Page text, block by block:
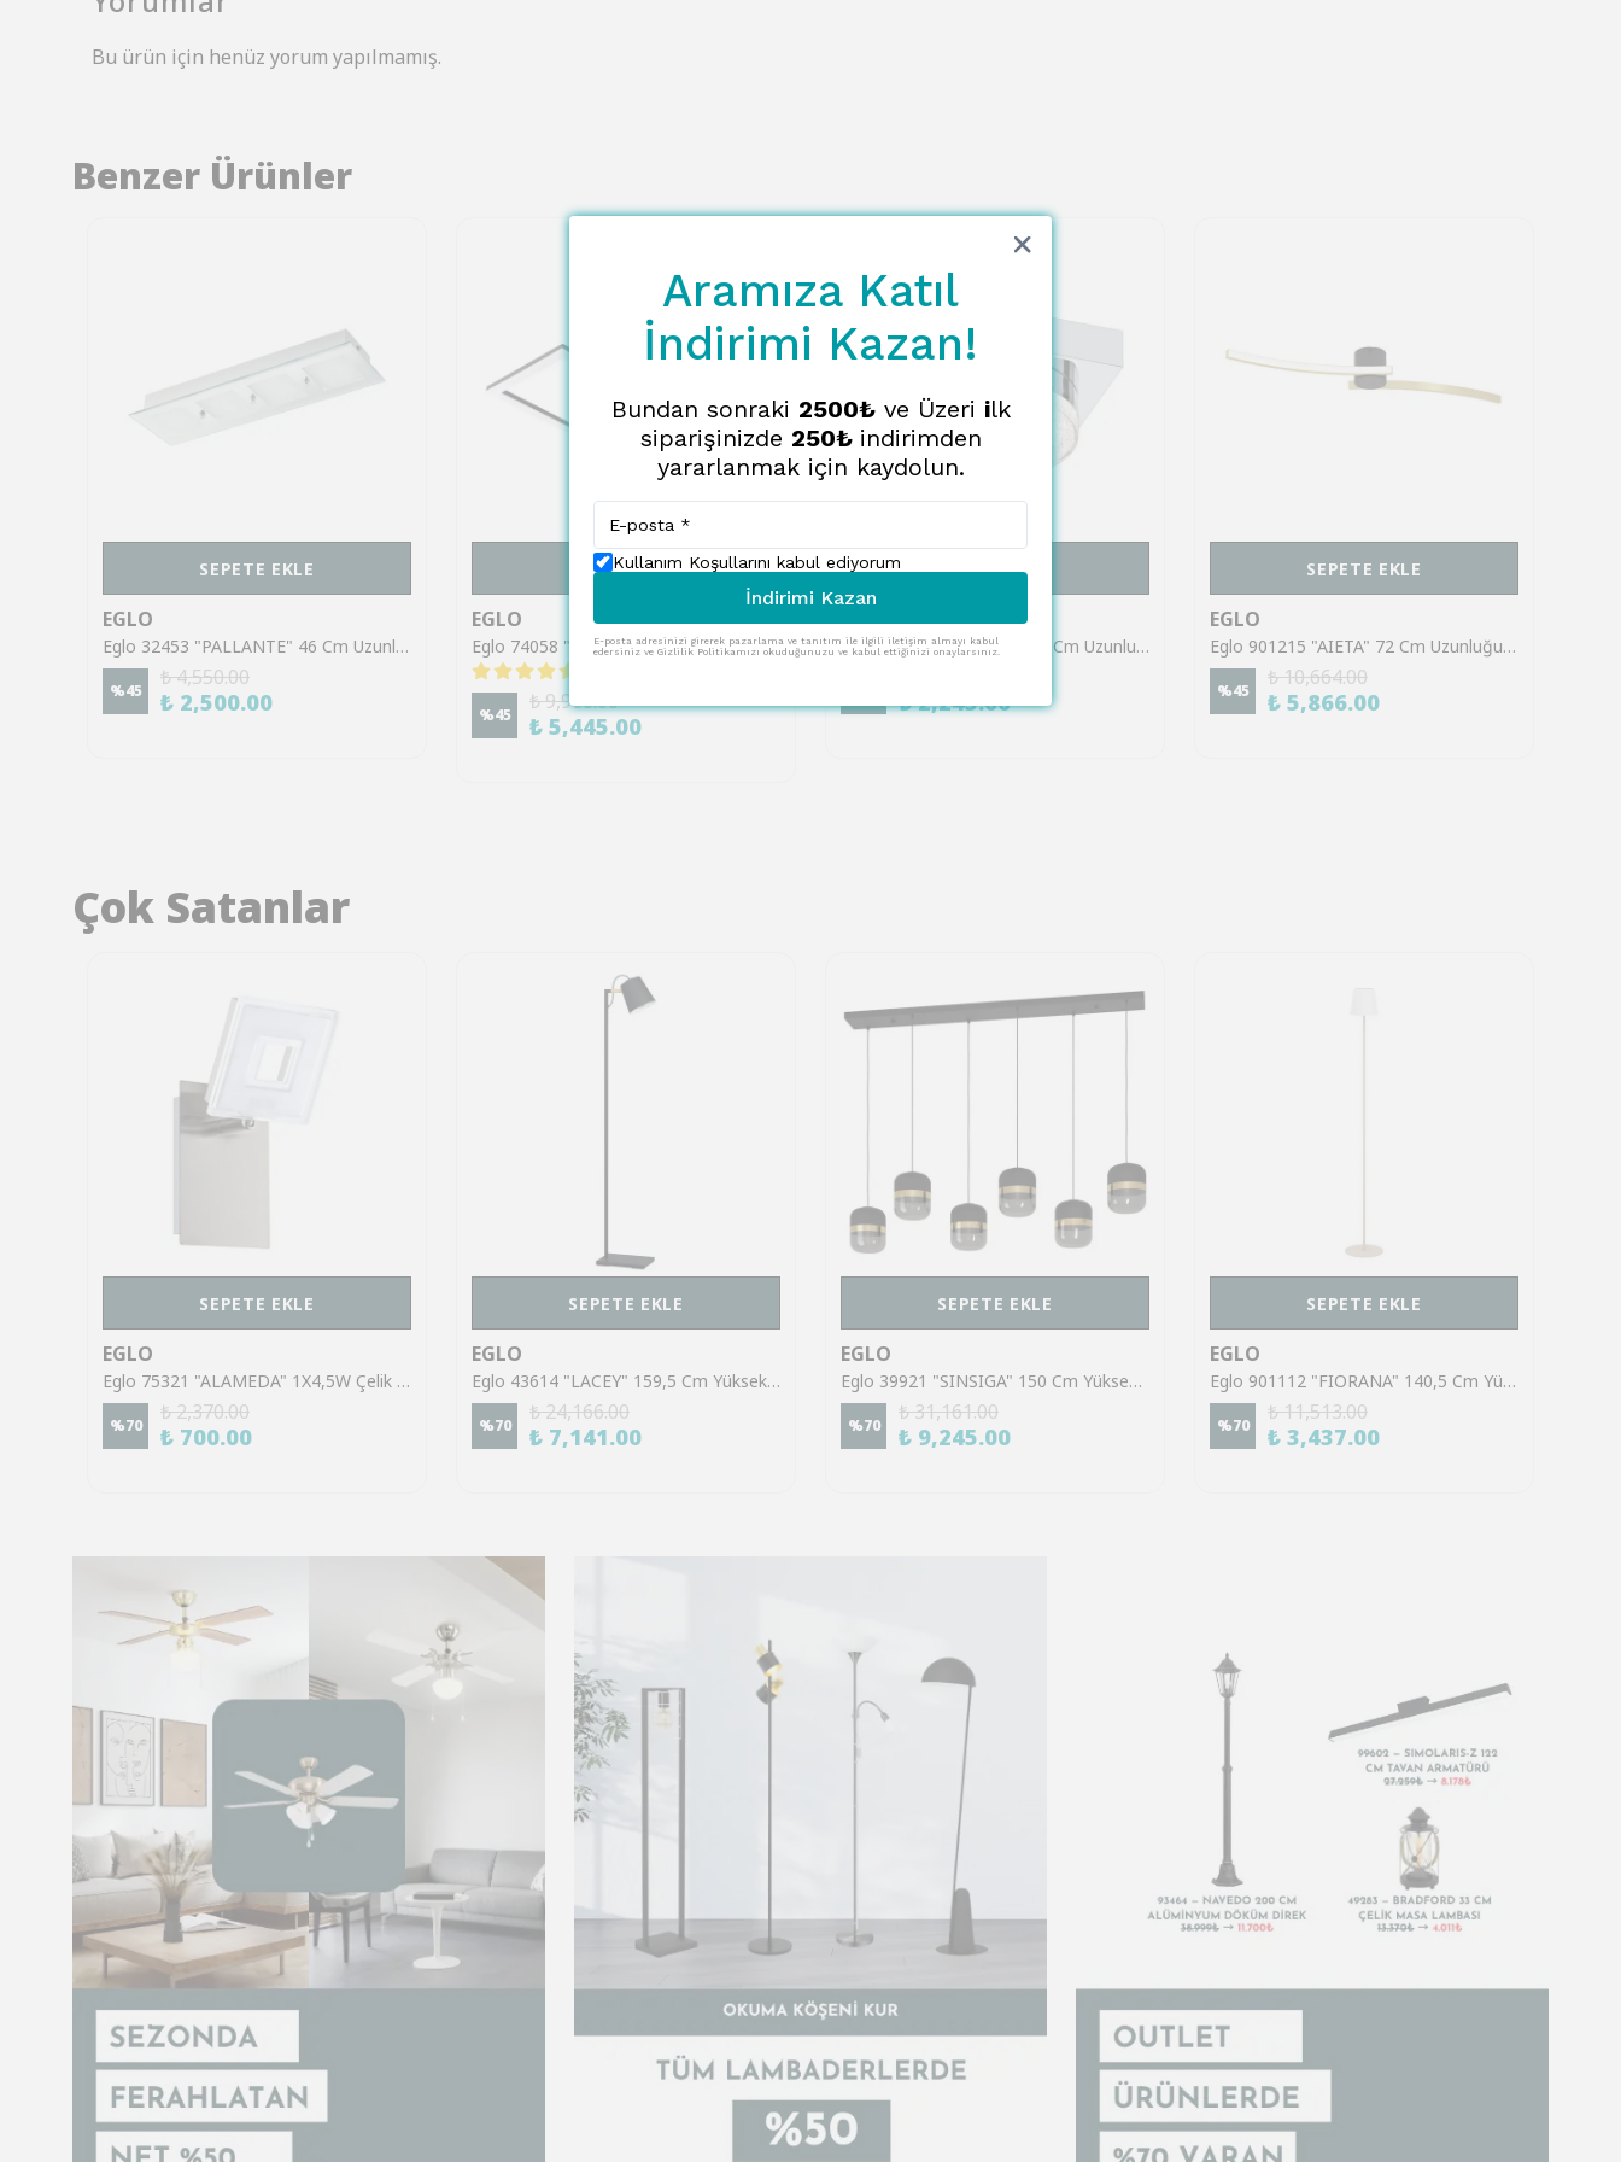
Bu ürün için henüz yorum yapılmamış.
Benzer Ürünler
SEPETE EKLE
EGLO
Eglo 32453 "PALLANTE" 46 Cm Uzunluğunda Çelik Krom Duvar Tavan Armatürü
%45
₺ 4,550.00
₺ 2,500.00
SEPETE EKLE
EGLO
Eglo 74058 "PALMAVES-E" Siyah Çelik Tavan Armatürü
%45
₺ 9,900.00
₺ 5,445.00
SEPETE EKLE
EGLO
Eglo 95662 "FRADELO" 14 Cm Uzunluğunda Çelik Krom Duvar Tavan Armatürü
₺ 2,245.00
SEPETE EKLE
EGLO
Eglo 901215 "AIETA" 72 Cm Uzunluğunda Çelik Siyah Fırçalanmış Pirinç Tavan Armatürü
%45
₺ 10,664.00
₺ 5,866.00
Çok Satanlar
SEPETE EKLE
EGLO
Eglo 75321 "ALAMEDA" 1X4,5W Çelik Nikel Mat Sıva Üstü Spot
%70
₺ 2,370.00
₺ 700.00
SEPETE EKLE
EGLO
Eglo 43614 "LACEY" 159,5 Cm Yüksekliğinde Çelik, Ahşap Köşe Lambası Lambader
%70
₺ 24,166.00
₺ 7,141.00
SEPETE EKLE
EGLO
Eglo 39921 "SINSIGA" 150 Cm Yüksekliğinde Çelik Siyah Sarkıt Avize
%70
₺ 31,161.00
₺ 9,245.00
SEPETE EKLE
EGLO
Eglo 901112 "FIORANA" 140,5 Cm Yüksekliğinde Çelik Köşe Lambası Lambader
%70
₺ 11,513.00
₺ 3,437.00
Aramıza Katıl
İndirimi Kazan!
Bundan sonraki 2500₺ve Üzeri ilk
siparişinizde 250₺ indirimden
yararlanmak için kaydolun.
Kullanım Koşullarını kabul ediyorum
İndirimi Kazan
E-posta adresinizi girerek pazarlama ve tanıtım ile ilgili iletişim almayı kabul
edersiniz ve Gizlilik Politikamızı okuduğunuzu ve kabul ettiğinizi onaylarsınız.